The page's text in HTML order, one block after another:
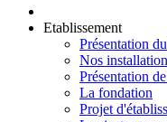
Etablissement
Présentation
Nos
Présentation
La fondation
Projet